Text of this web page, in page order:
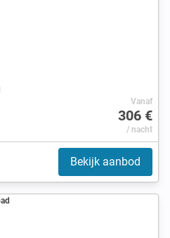
Vanaf
306 €
/ nacht
Bekijk aanbod